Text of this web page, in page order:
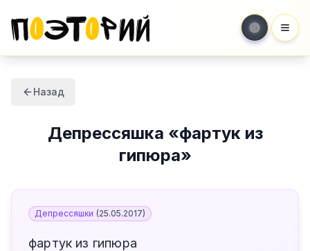
Назад
Депрессяшка «фартук из
гипюра»
Депрессяшки (25.05.2017)
фартук из гипюра